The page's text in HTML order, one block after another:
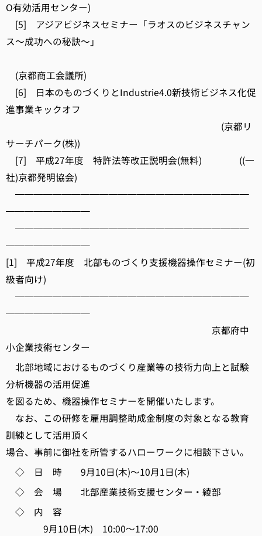
O有効活用センター)
[5] アジアビジネスセミナー「ラオスのビジネスチャン
ス～成功への秘訣～」
(京都商工会議所)
[6] 日本のものづくりとIndustrie4.0新技術ビジネス化促
進事業キックオフ
(京都リ
サーチパーク(株))
[7] 平成27年度 特許法等改正説明会(無料) ((一
社)京都発明協会)
━━━━━━━━━━━━━━━━━━━━━━━━━
━━━━━━━━━
─────────────────────────
─────────
[1] 平成27年度 北部ものづくり支援機器操作セミナー(初
級者向け)
─────────────────────────
─────────
京都府中
小企業技術センター
北部地域におけるものづくり産業等の技術力向上と試験
分析機器の活用促進
を図るため、機器操作セミナーを開催いたします。
なお、この研修を雇用調整助成金制度の対象となる教育
訓練として活用頂く
場合、事前に御社を所管するハローワークに相談下さい。
◇ 日 時 9月10日(木)～10月1日(木)
◇ 会 場 北部産業技術支援センター・綾部
◇ 内 容
9月10日(木) 10:00～17:00